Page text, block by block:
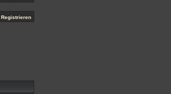
Registrieren